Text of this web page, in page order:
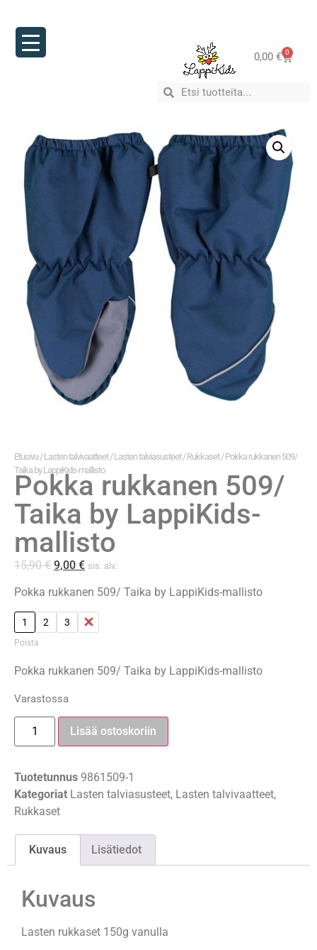
0,00 € 0
Etusivu /Lasten talvivaatteet/Lasten talviasusteet/Rukkaset/ Pokka rukkanen 509/
Taika by LappiKids-mallisto
Pokka rukkanen 509/
Taika by LappiKids-
mallisto
15,90€ 9,00 € sis. alv.
Pokka rukkanen 509/ Taika by LappiKids-mallisto
1 2 3 4
Poista
Pokka rukkanen 509/ Taika by LappiKids-mallisto
Varastossa
Lisää ostoskoriin
Tuotetunnus 9861509-1
Kategoriat Lasten talviasusteet, Lasten talvivaatteet,
Rukkaset
Kuvaus Lisätiedot
Kuvaus
Lasten rukkaset 150g vanulla